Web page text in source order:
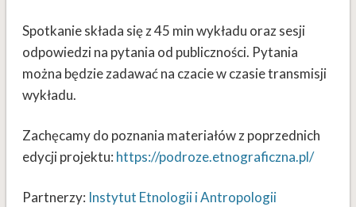
Spotkanie składa się z 45 min wykładu oraz sesji
odpowiedzi na pytania od publiczności. Pytania
można będzie zadawać na czacie w czasie transmisji
wykładu.
Zachęcamy do poznania materiałów z poprzednich
edycji projektu: https://podroze.etnograficzna.pl/
Partnerzy: Instytut Etnologii i Antropologii